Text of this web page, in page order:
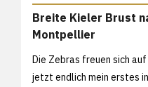
Breite Kieler Brust
Montpellier
Die Zebras freuen sich
jetzt endlich mein erstes